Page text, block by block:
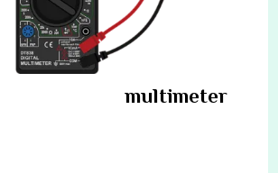
multimeter